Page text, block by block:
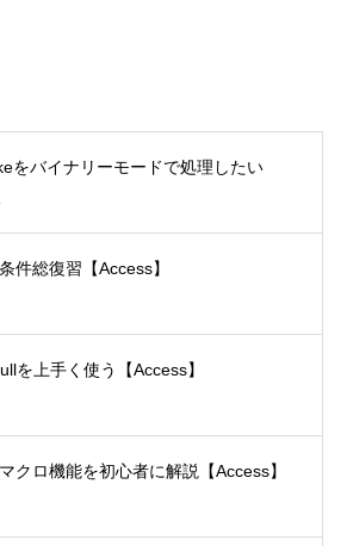
をバイナリーモードで処理したい
件総復習【Access】
を上手く使う【Access】
クロ機能を初心者に解説【Access】